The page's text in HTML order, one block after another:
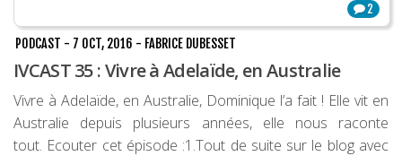
2
PODCAST - 7 OCT, 2016 - FABRICE DUBESSET
IVCAST 35 : Vivre à Adelaïde, en Australie
Vivre à Adelaïde, en Australie, Dominique l’a fait ! Elle vit en
Australie depuis plusieurs années, elle nous raconte
tout. Ecouter cet épisode :1.Tout de suite sur le blog avec